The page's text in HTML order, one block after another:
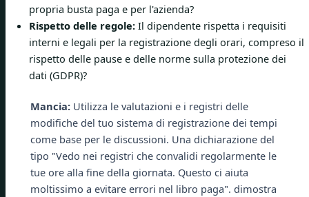
propria busta paga e per l'azienda?
Rispetto delle regole: Il dipendente rispetta i requisiti
interni e legali per la registrazione degli orari, compreso il
rispetto delle pause e delle norme sulla protezione dei
dati (GDPR)?
Mancia:Utilizza le valutazioni e i registri delle
modifiche del tuo sistema di registrazione dei tempi
come base per le discussioni. Una dichiarazione del
tipo "Vedo nei registri che convalidi regolarmente le
tue ore alla fine della giornata. Questo ci aiuta
moltissimo a evitare errori nel libro paga". dimostra